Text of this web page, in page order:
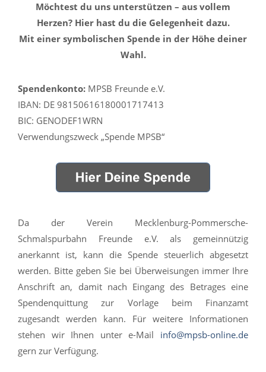
Möchtest du uns unterstützen – aus vollem
Herzen? Hier hast du die Gelegenheit dazu.
Mit einer symbolischen Spende in der Höhe deiner
Wahl.
Spendenkonto: MPSB Freunde e.V.
IBAN: DE 98150616180001717413
BIC: GENODEF1WRN
Verwendungszweck „Spende MPSB“
Da der Verein Mecklenburg-Pommersche-
Schmalspurbahn Freunde e.V. als gemeinnützig
anerkannt ist, kann die Spende steuerlich abgesetzt
werden. Bitte geben Sie bei Überweisungen immer Ihre
Anschrift an, damit nach Eingang des Betrages eine
Spendenquittung zur Vorlage beim Finanzamt
zugesandt werden kann. Für weitere Informationen
stehen wir Ihnen unter e-Mail info@mpsb-online.de
gern zur Verfügung.